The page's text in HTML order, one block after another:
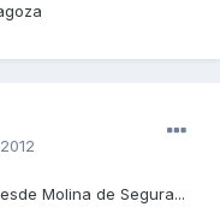
Molina de Segura...